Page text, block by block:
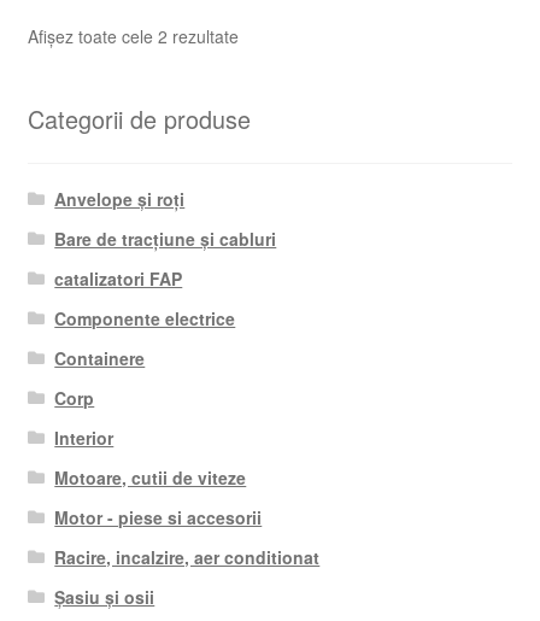
Afișez toate cele 2 rezultateSortat
mai
Categorii de produse
Anvelope și roți
Bare de tracțiune și cabluri
catalizatori FAP
Componente electrice
Containere
Corp
Interior
Motoare, cutii de viteze
Motor - piese si accesorii
Racire, incalzire, aer conditionat
Șasiu și osii